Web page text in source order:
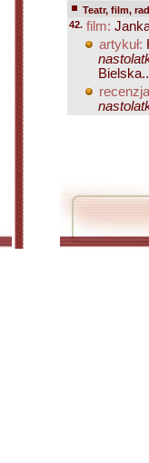
Teatr, film,
42. film:
artykuł: